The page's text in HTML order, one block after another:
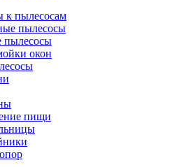
к пылесосам
пылесосы
пылесосы
окон
пищи